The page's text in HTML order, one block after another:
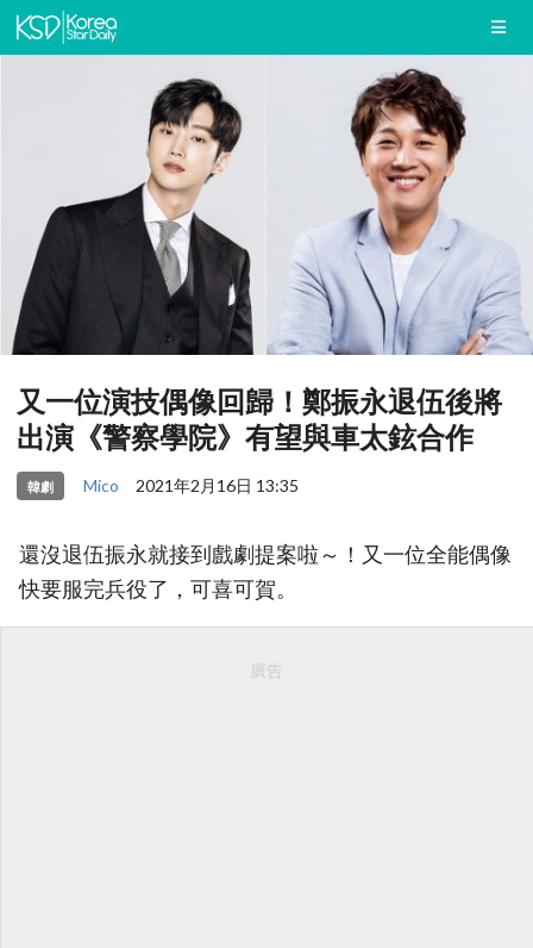
又一位演技偶像回歸！鄭振永退伍後將
出演《警察學院》有望與車太鉉合作
韓劇 Mico 2021年2月16日 13:35
還沒退伍振永就接到戲劇提案啦～！又一位全能偶像
快要服完兵役了，可喜可賀。
廣告